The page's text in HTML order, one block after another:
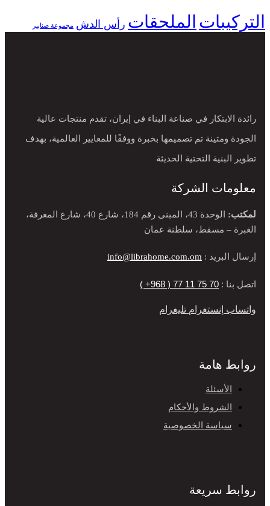
التركيبات الملحقات رأس الدش مجموعة صنابير
رائدة الابتكار في صناعة البناء في إيران، تقدم منتجات عالية
الجودة ومتينة تم تصميمها بخبرة ووفقًا للمعايير العالمية، بهدف
تطوير البنية التحتية الحديثة
معلومات الشركة
لمكتب:
الوحدة 43، المبنى رقم 184، شارع 40، شارع المعرفة،
الغبرة – مسقط، سلطنة عمان
إرسال البريد : info@librahome.com.om
اتصل بنا : 70 75 11 77 ( 968+ )
واتساب إنستغرام تليغرام
روابط هامة
الأسئلة
الشروط والأحكام
سياسة الخصوصية
روابط سريعة